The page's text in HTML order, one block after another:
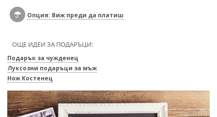
Опция: Виж преди да платиш
ОЩЕ ИДЕИ ЗА ПОДАРЪЦИ:
Подарък за чужденец
Луксозни подаръци за мъж
Нож Костенец